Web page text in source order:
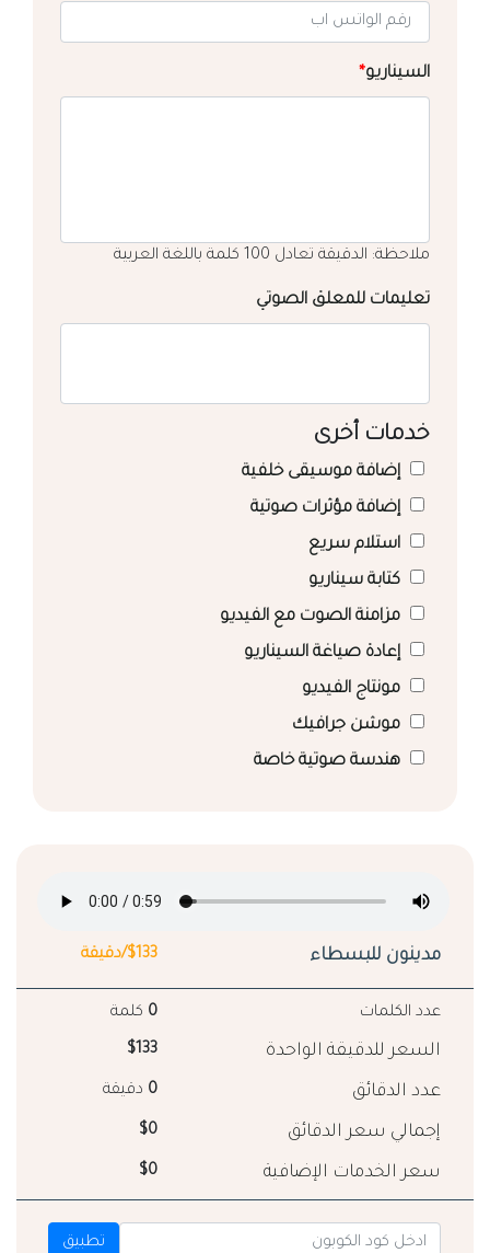
السيناريو*
ملاحظة: الدقيقة تعادل 100 كلمة باللغة العربية
تعليمات للمعلق الصوتي
خدمات أخرى
إضافة موسيقى خلفية
إضافة مؤثرات صوتية
استلام سريع
كتابة سيناريو
مزامنة الصوت مع الفيديو
إعادة صياغة السيناريو
مونتاج الفيديو
موشن جرافيك
هندسة صوتية خاصة
مدينون للبسطاء $133/دقيقة
عدد الكلمات 0 كلمة
السعر للدقيقة الواحدة $133
عدد الدقائق 0 دقيقة
إجمالي سعر الدقائق $0
سعر الخدمات الإضافية $0
تطبيق